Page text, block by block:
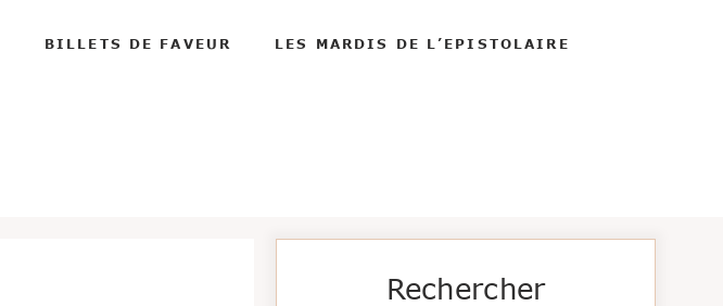
BILLETS DE FAVEUR LES MARDIS DE L’EPISTOLAIRE
Rechercher